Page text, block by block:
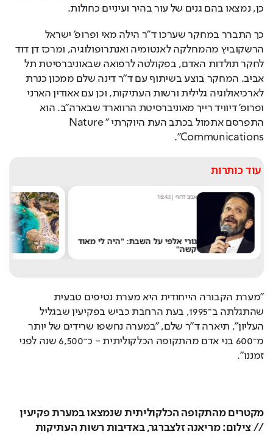
כן, נמצאו בהם גנים של עור בהיר ועיניים כחולות.
כך התברר במחקר שערכו ד"ר הילה מאי ופרופ' ישראל
הרשקוביץ מהמחלקה לאנטומיה ואנתרופולוגיה, ומרכז דן דוד
לחקר תולדות האדם, בפקולטה לרפואה שבאוניברסיטת תל
אביב. המחקר בוצע בשיתוף עם ד"ר דינה שלם ממכון כנרת
לארכיאולוגיה גלילית ורשות העתיקות, וכן עם אאודין הארני
ופרופ' דיוויד רייך מאוניברסיטת הרווארד שבארה"ב. הוא
התפרסם אתמול בכתב העת היוקרתי "Nature
Communications".
עוד כותרות
אביב דרורי|
18:43
גורי אלפי על השבת: "היה לי מאוד
קשה"
"מערת הקבורה הייחודית היא מערת נטיפים טבעית
שהתגלתה ב־1995, בעת הרחבת כביש בפקיעין שבגליל
העליון", תיארה ד"ר שלם, "במערה נחשפו שרידים של יותר
מ־600 בני אדם מהתקופה הכלקוליתית - כ־6,500 שנה לפני
זמננו".
מקטרים מהתקופה הכלקוליתית שנמצאו במערת פקיעין
// צילום: מריאנה זלצברגר, באדיבות רשות העתיקות